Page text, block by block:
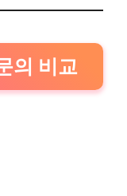
의 비교